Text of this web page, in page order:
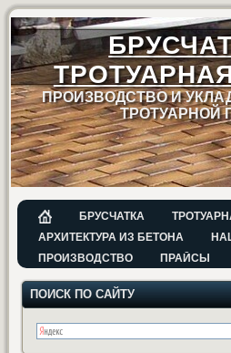
ПРОИЗВОДСТВО И
ТРОТУАРНОЙ
БРУСЧАТКА
АРХИТЕКТУРА ИЗ БЕТОНА
ПРОИЗВОДСТВО
ПРАЙСЫ
ПОИСК ПО САЙТУ